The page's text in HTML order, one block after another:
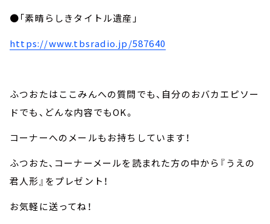
●「素晴らしきタイトル遺産」
https://www.tbsradio.jp/587640
ふつおたはここみんへの質問でも、自分のおバカエピソー
ドでも、どんな内容でもOK。
コーナーへのメールもお持ちしています！
ふつおた、コーナーメールを読まれた方の中から『うえの
君人形』をプレゼント！
お気軽に送ってね！